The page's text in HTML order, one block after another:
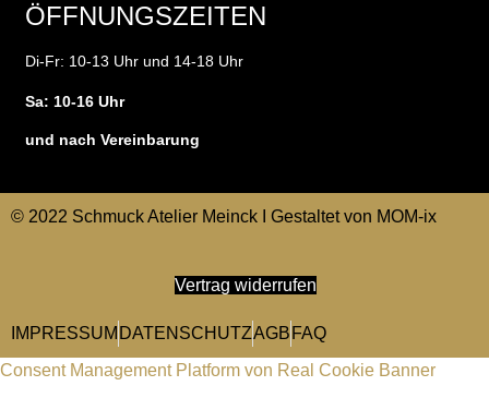
ÖFFNUNGSZEITEN
Di-Fr: 10-13 Uhr und 14-18 Uhr
Sa: 10-16 Uhr
und nach Vereinbarung
© 2022 Schmuck Atelier Meinck I Gestaltet von MOM-ix
Vertrag widerrufen
IMPRESSUM DATENSCHUTZAGB FAQ
Consent Management Platform von Real Cookie Banner